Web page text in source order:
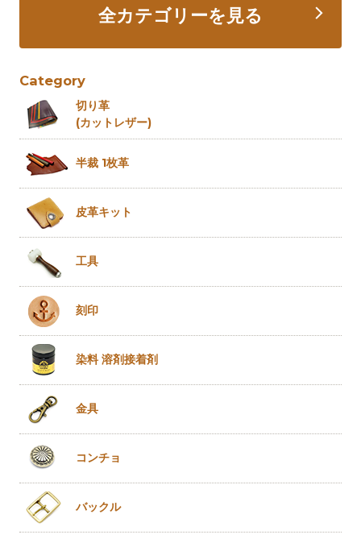
全カテゴリーを見る
Category
切り革
(カットレザー)
半裁 1枚革
皮革キット
工具
刻印
染料 溶剤接着剤
金具
コンチョ
バックル